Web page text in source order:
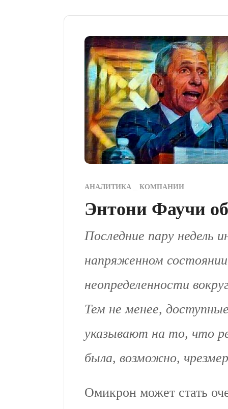
АНАЛИТИКА КОМПАНИИ
Энтони Фаучи
Последние пару недель
напряженном
неопределенности
Тем не менее,
указывают на то, что
была, возможно,
Омикрон может стать